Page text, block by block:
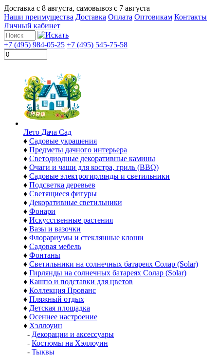
Доставка с 8 августа, самовывоз с 7 августа
Наши преимущества Доставка Оплата Оптовикам Контакты
Личный кабинет
+7 (495) 984-05-25 +7 (495) 545-75-58
Лето Дача Сад
♦ Садовые украшения
♦ Предметы дачного интерьера
♦ Светодиодные декоративные камины
♦ Очаги и чаши для костра, гриль (BBQ)
♦ Садовые электрогирлянды и светильники
♦ Подсветка деревьев
♦ Светящиеся фигуры
♦ Декоративные светильники
♦ Фонари
♦ Искусственные растения
♦ Вазы и вазочки
♦ Флорариумы и стеклянные клоши
♦ Садовая мебель
♦ Фонтаны
♦ Светильники на солнечных батареях Солар (Solar)
♦ Гирлянды на солнечных батареях Солар (Solar)
♦ Кашпо и подставки для цветов
♦ Коллекция Прованс
♦ Пляжный отдых
♦ Детская площадка
♦ Осеннее настроение
♦ Хэллоуин
- Декорации и аксессуары
- Костюмы на Хэллоуин
- Тыквы